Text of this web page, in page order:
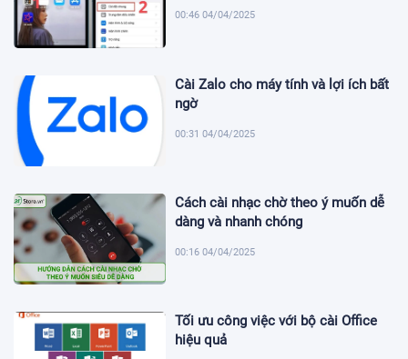
00:46 04/04/2025
Cài Zalo cho máy tính và lợi ích bất
ngờ
00:31 04/04/2025
Cách cài nhạc chờ theo ý muốn dễ
dàng và nhanh chóng
00:16 04/04/2025
Tối ưu công việc với bộ cài Office
hiệu quả